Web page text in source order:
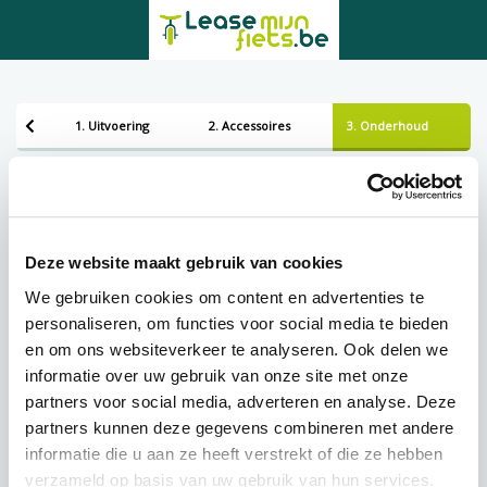
Deze website maakt gebruik van cookies
We gebruiken cookies om content en advertenties te
personaliseren, om functies voor social media te bieden
en om ons websiteverkeer te analyseren. Ook delen we
informatie over uw gebruik van onze site met onze
partners voor social media, adverteren en analyse. Deze
partners kunnen deze gegevens combineren met andere
informatie die u aan ze heeft verstrekt of die ze hebben
verzameld op basis van uw gebruik van hun services.
1. Uitvoering 2. Accessoires 3. Onderhoud
Leveren
Lening op afbetaling bij Lease-mijn-fiets.be
€118,43 p.m.